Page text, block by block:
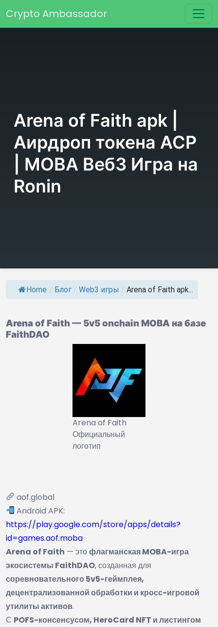
Основная навигация
Crypto Ambassador
Arena of Faith apk |
Аирдроп токена ACP
| MOBA Веб3 Игра на
Ronin
Home / Блог / Web3 игры / Arena of Faith apk...
Arena of Faith — 5v5 onchain MOBA на базе
FaithDAO
Arena of Faith
Официальный
логотип
aof.global
Android APK:
https://play.google.com/store/apps/details?
id=games.aof.moba
Arena of Faith — этофлагманская MOBA-игра
экосистемы FaithDAO, созданная для
соревновательного 5v5-геймплея,
децентрализованной обработки и кросс-игровой
утилиты активов.
С POFS-консенсусом, HeroCard NFT и листингом